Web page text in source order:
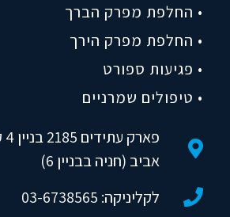
• החלפת מפרק הברך
• החלפת מפרק הירך
• פגיעות ספורט
• טיפולים שמרניים
אביב (חניה בבניין 6)
לקליניקה: 03-6738565